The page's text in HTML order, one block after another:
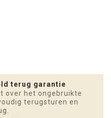
terug garantie
over het ongebruikte
terugsturen en